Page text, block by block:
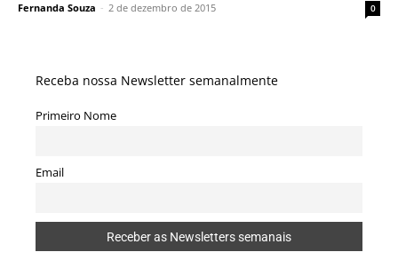
Fernanda Souza - 2 de dezembro de 2015 0
Receba nossa Newsletter semanalmente
Primeiro Nome
Email